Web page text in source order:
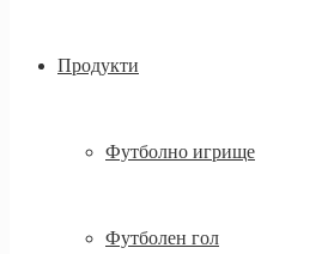
Продукти
Футболно игрище
Футболен гол